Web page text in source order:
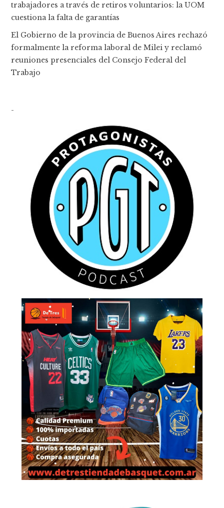
trabajadores a través de retiros voluntarios: la UOM
cuestiona la falta de garantías
El Gobierno de la provincia de Buenos Aires rechazó
formalmente la reforma laboral de Milei y reclamó
reuniones presenciales del Consejo Federal del
Trabajo
-